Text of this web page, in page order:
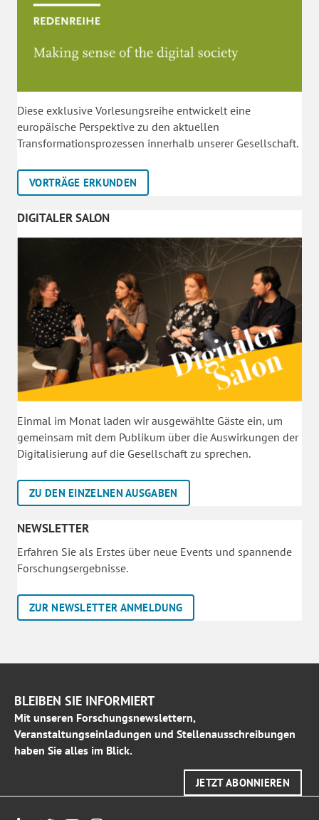
Diese exklusive Vorlesungsreihe entwickelt eine
europäische Perspektive zu den aktuellen
Transformationsprozessen innerhalb unserer Gesellschaft.
VORTRÄGE ERKUNDEN
DIGITALER SALON
Einmal im Monat laden wir ausgewählte Gäste ein, um
gemeinsam mit dem Publikum über die Auswirkungen der
Digitalisierung auf die Gesellschaft zu sprechen.
ZU DEN EINZELNEN AUSGABEN
NEWSLETTER
Erfahren Sie als Erstes über neue Events und spannende
Forschungsergebnisse.
ZUR NEWSLETTER ANMELDUNG
BLEIBEN SIE INFORMIERT
Mit unseren Forschungsnewslettern,
Veranstaltungseinladungen und Stellenausschreibungen
haben Sie alles im Blick.
JETZT ABONNIEREN